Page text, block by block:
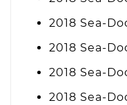
2018 Sea-
2018 Sea-
2018 Sea-
2018 Sea-